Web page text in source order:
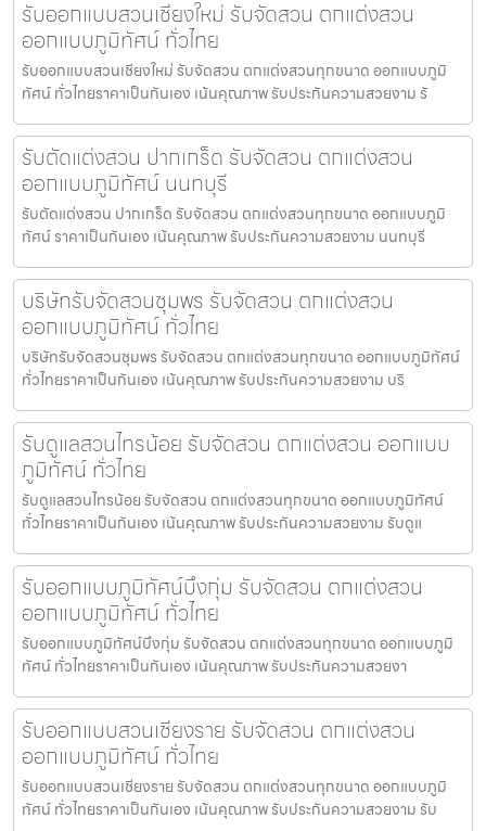
รับออกแบบสวนเชียงใหม่ รับจัดสวน ตกแต่งสวน
ออกแบบภูมิทัศน์ ทั่วไทย
รับออกแบบสวนเชียงใหม่ รับจัดสวน ตกแต่งสวนทุกขนาด ออกแบบภูมิ
ทัศน์ ทั่วไทยราคาเป็นกันเอง เน้นคุณภาพ รับประกันความสวยงาม รั
รับตัดแต่งสวน ปากเกร็ด รับจัดสวน ตกแต่งสวน
ออกแบบภูมิทัศน์ นนทบุรี
รับตัดแต่งสวน ปากเกร็ด รับจัดสวน ตกแต่งสวนทุกขนาด ออกแบบภูมิ
ทัศน์ ราคาเป็นกันเอง เน้นคุณภาพ รับประกันความสวยงาม นนทบุรี
บริษัทรับจัดสวนชุมพร รับจัดสวน ตกแต่งสวน
ออกแบบภูมิทัศน์ ทั่วไทย
บริษัทรับจัดสวนชุมพร รับจัดสวน ตกแต่งสวนทุกขนาด ออกแบบภูมิทัศน์
ทั่วไทยราคาเป็นกันเอง เน้นคุณภาพ รับประกันความสวยงาม บริ
รับดูแลสวนไทรน้อย รับจัดสวน ตกแต่งสวน ออกแบบ
ภูมิทัศน์ ทั่วไทย
รับดูแลสวนไทรน้อย รับจัดสวน ตกแต่งสวนทุกขนาด ออกแบบภูมิทัศน์
ทั่วไทยราคาเป็นกันเอง เน้นคุณภาพ รับประกันความสวยงาม รับดูแ
รับออกแบบภูมิทัศน์บึงกุ่ม รับจัดสวน ตกแต่งสวน
ออกแบบภูมิทัศน์ ทั่วไทย
รับออกแบบภูมิทัศน์บึงกุ่ม รับจัดสวน ตกแต่งสวนทุกขนาด ออกแบบภูมิ
ทัศน์ ทั่วไทยราคาเป็นกันเอง เน้นคุณภาพ รับประกันความสวยงา
รับออกแบบสวนเชียงราย รับจัดสวน ตกแต่งสวน
ออกแบบภูมิทัศน์ ทั่วไทย
รับออกแบบสวนเชียงราย รับจัดสวน ตกแต่งสวนทุกขนาด ออกแบบภูมิ
ทัศน์ ทั่วไทยราคาเป็นกันเอง เน้นคุณภาพ รับประกันความสวยงาม รับ